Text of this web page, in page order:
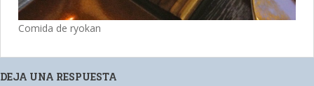
Comida de ryokan
DEJA UNA RESPUESTA